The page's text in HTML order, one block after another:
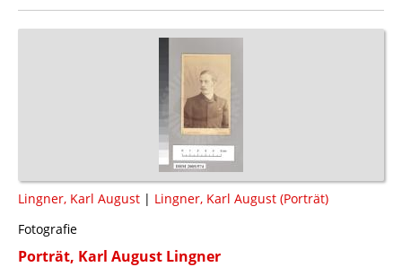
Lingner, Karl August | Lingner, Karl August (Porträt)
Fotografie
Porträt, Karl August Lingner